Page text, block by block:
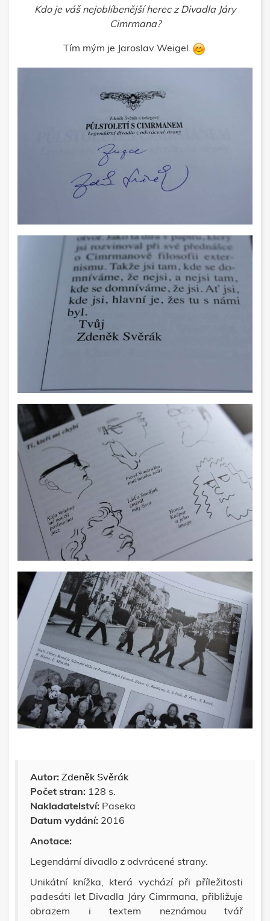
Kdo je váš nejoblíbenější herec z Divadla Járy
Cimrmana?
Tím mým je Jaroslav Weigel
Autor: Zdeněk Svěrák
Počet stran: 128 s.
Nakladatelství: Paseka
Datum vydání: 2016
Anotace:
Legendární divadlo z odvrácené strany.
Unikátní knížka, která vychází při příležitosti
padesáti let Divadla Járy Cimrmana, přibližuje
obrazem i textem neznámou tvář